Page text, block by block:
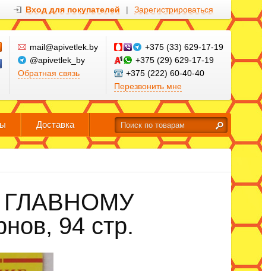
Вход для покупателей | Зарегистрироваться
mail@apivetlek.by
@apivetlek_by
Обратная связь
+375 (33) 629-17-19
+375 (29) 629-17-19
+375 (222) 60-40-40
Перезвонить мне
Доставка
94 стр.